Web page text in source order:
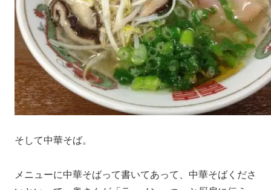
そして中華そば。
メニューに中華そばって書いてあって、中華そばくださ